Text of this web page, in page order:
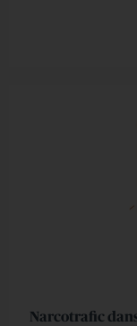
Narcotrafic